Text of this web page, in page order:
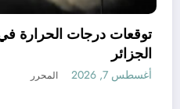
المحرر